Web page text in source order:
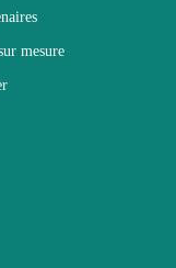
mesure